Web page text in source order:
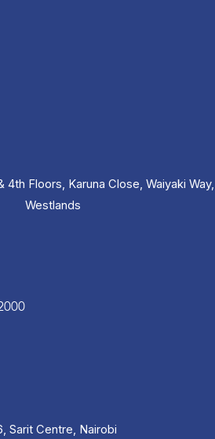
4th Floors, Karuna Close, Waiyaki Way,
Westlands
Sarit Centre, Nairobi